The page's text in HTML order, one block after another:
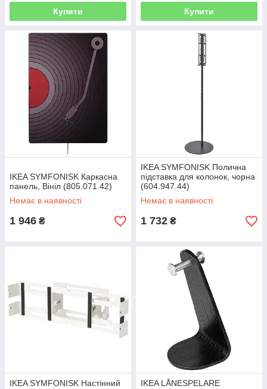
Купити Купити
IKEA SYMFONISK Каркасна
панель, Вініл (805.071.42)
Немає в наявності
1 946 ₴
IKEA SYMFONISK Полична
підставка для колонок, чорна
(604.947.44)
Немає в наявності
1 732 ₴
IKEA SYMFONISK Настінний
IKEA LÅNESPELARE